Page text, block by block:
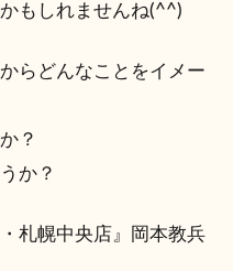
もしれませんね(^^)
らどんなことをイメー
？
か？
札幌中央店』岡本教兵